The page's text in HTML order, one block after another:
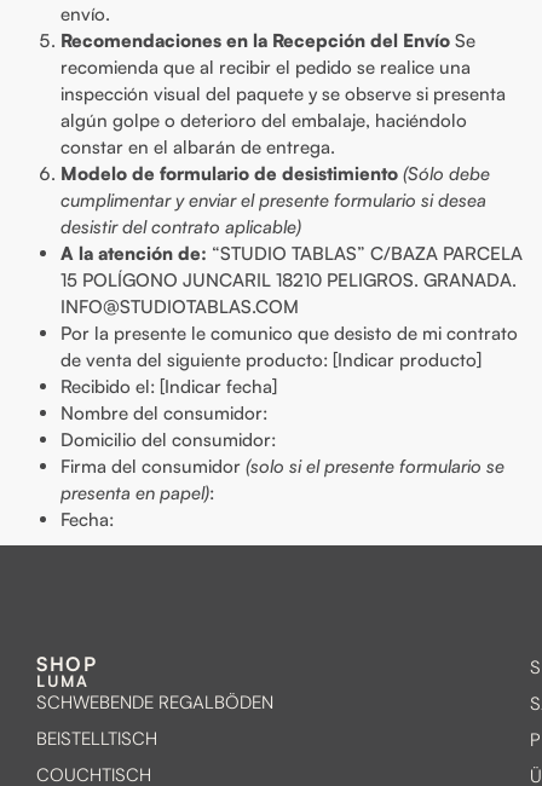
envío.
Recomendaciones en la Recepción del Envío Se
recomienda que al recibir el pedido se realice una
inspección visual del paquete y se observe si presenta
algún golpe o deterioro del embalaje, haciéndolo
constar en el albarán de entrega.
Modelo de formulario de desistimiento (Sólo debe
cumplimentar y enviar el presente formulario si desea
desistir del contrato aplicable)
A la atención de: “STUDIO TABLAS” C/BAZA PARCELA
15 POLÍGONO JUNCARIL 18210 PELIGROS. GRANADA.
INFO@STUDIOTABLAS.COM
Por la presente le comunico que desisto de mi contrato
de venta del siguiente producto: [Indicar producto]
Recibido el: [Indicar fecha]
Nombre del consumidor:
Domicilio del consumidor:
Firma del consumidor (solo si el presente formulario se
presenta en papel):
Fecha:
SHOP
LUMA
SCHWEBENDE REGALBÖDEN
BEISTELLTISCH
COUCHTISCH